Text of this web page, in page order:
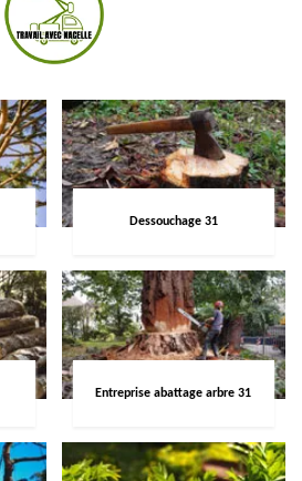
Dessouchage 31
Entreprise abattage arbre 31